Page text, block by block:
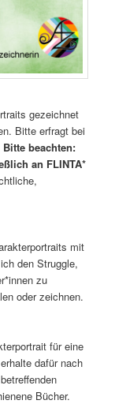
gezeichnet
Bitte erfragt bei
Bitte beachten:
an FLINTA*
mit
den Struggle,
zu
oder zeichnen.
für eine
dafür nach
Bücher.